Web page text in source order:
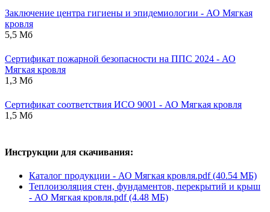
Заключение центра гигиены и эпидемиологии - АО Мягкая
кровля
5,5 Мб
Сертификат пожарной безопасности на ППС 2024 - АО
Мягкая кровля
1,3 Мб
Сертификат соответствия ИСО 9001 - АО Мягкая кровля
1,5 Мб
Инструкции для скачивания:
Каталог продукции - АО Мягкая кровля.pdf (40.54 МБ)
Теплоизоляция стен, фундаментов, перекрытий и крыш
- АО Мягкая кровля.pdf (4.48 МБ)